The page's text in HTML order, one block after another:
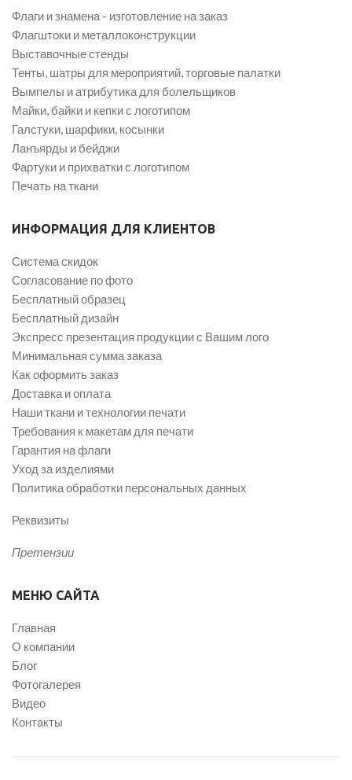
Флаги и знамена - изготовление на заказ
Флагштоки и металлоконструкции
Выставочные стенды
Тенты, шатры для мероприятий, торговые палатки
Вымпелы и атрибутика для болельщиков
Майки, байки и кепки с логотипом
Галстуки, шарфики, косынки
Ланъярды и бейджи
Фартуки и прихватки с логотипом
Печать на ткани
ИНФОРМАЦИЯ ДЛЯ КЛИЕНТОВ
Система скидок
Согласование по фото
Бесплатный образец
Бесплатный дизайн
Экспресс презентация продукции с Вашим лого
Минимальная сумма заказа
Как оформить заказ
Доставка и оплата
Наши ткани и технологии печати
Требования к макетам для печати
Гарантия на флаги
Уход за изделиями
Политика обработки персональных данных
Реквизиты
Претензии
МЕНЮ САЙТА
Главная
О компании
Блог
Фотогалерея
Видео
Контакты